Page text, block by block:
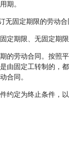
期。
无固定期限的劳动合
定期限、无固定期
的劳动合同。按照
由固定工转制的，
合同。
约定为终止条件，